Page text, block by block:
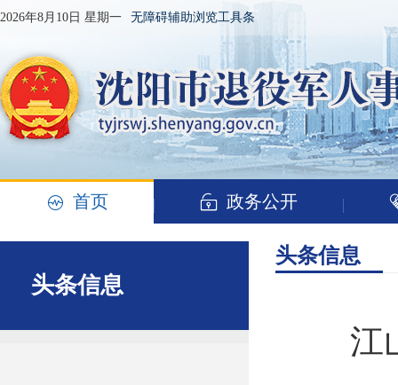
2026年8月10日 星期一 无障碍辅助浏览工具条
首页 政务公开
头条信息
头条信息
江